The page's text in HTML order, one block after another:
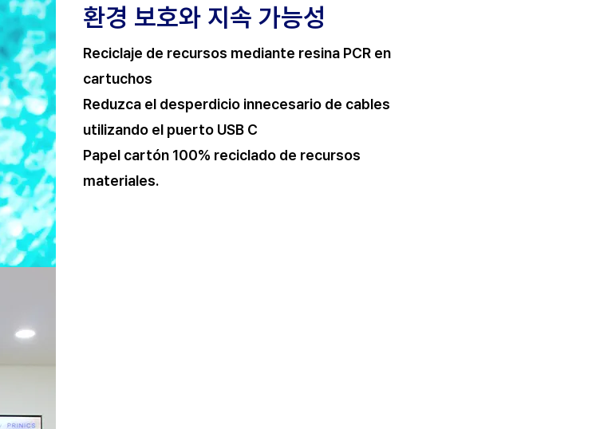
환경 보호와 지속 가능성
Reciclaje de recursos mediante resina PCR en
cartuchos
Reduzca el desperdicio innecesario de cables
utilizando el puerto USB C
Papel cartón 100% reciclado de recursos
materiales.